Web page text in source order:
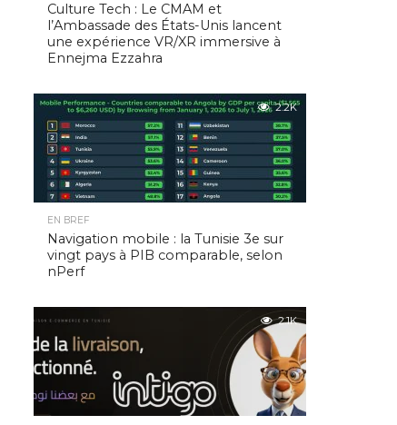
Culture Tech : Le CMAM et
l’Ambassade des États-Unis lancent
une expérience VR/XR immersive à
Ennejma Ezzahra
2.2K
EN BREF
Navigation mobile : la Tunisie 3e sur
vingt pays à PIB comparable, selon
nPerf
2.1K